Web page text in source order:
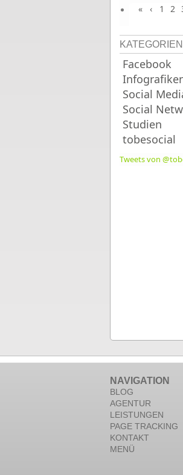
Juni 2013
« ‹ 1 2
KATEGORIEN
Facebook
Social
Social
Studien
tobesocial
Tweets von
NAVIGATION
BLOG
AGENTUR
LEISTUNGEN
PAGE TRACKING
KONTAKT
MENÜ